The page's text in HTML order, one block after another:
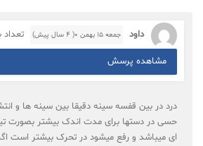
داود جمعه ۱۵ بهمن ۰( 4 سال پیش) تعداد
مشاهده پرسش
درد در بین قفسه سینه دقیقا بین سینه ها و
حسی در دستها برای مدت اندک بیشتر بصورت
ای میباشد و رفع میشود در تحرک بیشتر است